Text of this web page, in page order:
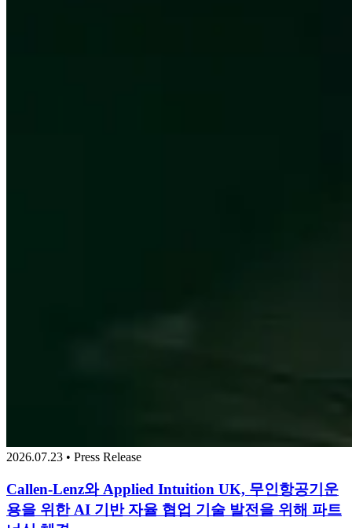
2026.07.23 • Press Release
Callen-Lenz와 Applied Intuition UK, 무인항공기운
용을 위한 AI 기반 자율 협업 기술 발전을 위해 파트